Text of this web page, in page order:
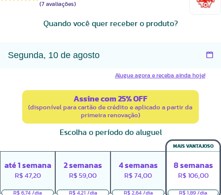
(7 avaliações)
Quando você quer receber o produto?
Alugue agora e receba ainda hoje!
Assine com 25% OFF
(disponível para cartão de crédito e aplicado a partir da
primeira renovação)
Escolha o período do aluguel
até1 semana
R$ 47,20
R$ 6,74 /dia
2semanas
R$ 59,00
R$ 4,21 /dia
4 semanas
R$ 74,00
R$ 2,64 /dia
MAIS VANTAJOSO
8 semanas
R$ 106,00
R$ 1,89 /dia